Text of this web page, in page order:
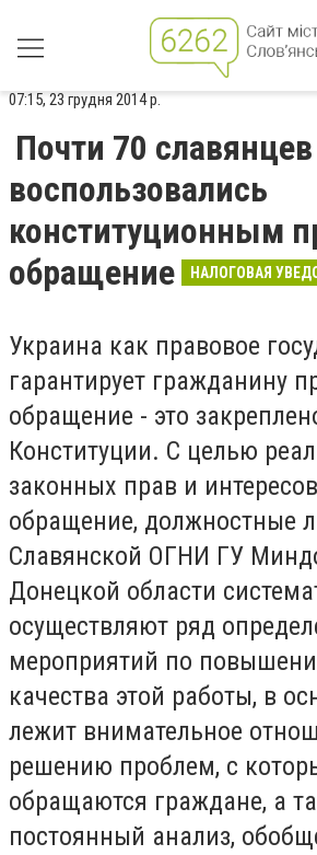
07:15, 23 грудня 2014 р.
Почти 70 славянцев
воспользовались
конституционным
обращение
НАЛОГОВАЯ
Украина как правовое
гарантирует гражданину
обращение - это
Конституции. С целью
законных прав и
обращение, должностные
Славянской ОГНИ ГУ
Донецкой области
осуществляют ряд
мероприятий по
качества этой работы, в
лежит внимательное
решению проблем, с
обращаются граждане, а
постоянный анализ,